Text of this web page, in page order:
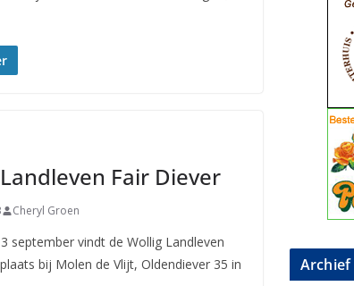
Fair Diever
Cheryl Groen
september vindt de Wollig Landleven
bij Molen de Vlijt, Oldendiever 35 in
Archief